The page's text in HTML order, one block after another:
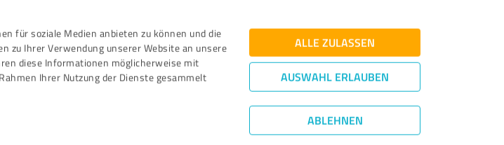
für soziale Medien anbieten zu können und die
zu Ihrer Verwendung unserer Website an unsere
diese Informationen möglicherweise mit
Ihrer Nutzung der Dienste gesammelt
ALLE ZULASSEN
AUSWAHL ERLAUBEN
ABLEHNEN
te nemen.
en het beter uitvoeren
garanderen.
Richtlijnen herzien|Kwaliteit|Privacybeleid|Wettelijke kennisgeving